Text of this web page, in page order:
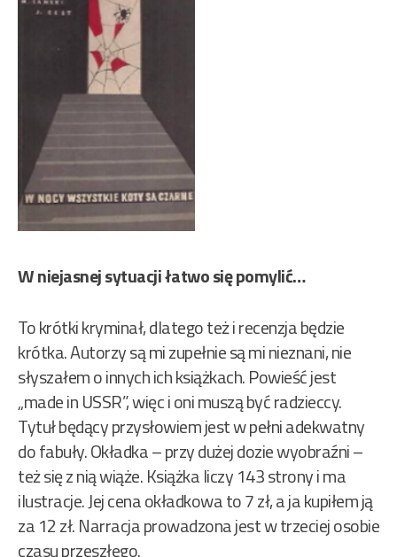
W niejasnej sytuacji łatwo się pomylić…
To krótki kryminał, dlatego też i recenzja będzie
krótka. Autorzy są mi zupełnie są mi nieznani, nie
słyszałem o innych ich książkach. Powieść jest
„made in USSR”, więc i oni muszą być radzieccy.
Tytuł będący przysłowiem jest w pełni adekwatny
do fabuły. Okładka – przy dużej dozie wyobraźni –
też się z nią wiąże. Książka liczy 143 strony i ma
ilustracje. Jej cena okładkowa to 7 zł, a ja kupiłem ją
za 12 zł. Narracja prowadzona jest w trzeciej osobie
czasu przeszłego.